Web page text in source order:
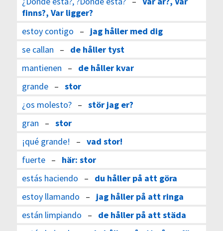
finns?, Var ligger?
estoy contigo – jag håller med dig
se callan – de håller tyst
mantienen – de håller kvar
grande– stor
¿os molesto?– stör jag er?
gran – stor
¡qué grande! – vad stor!
fuerte– här: stor
estás haciendo – du håller på att göra
estoy llamando – jag håller på att ringa
están limpiando – de håller på att städa